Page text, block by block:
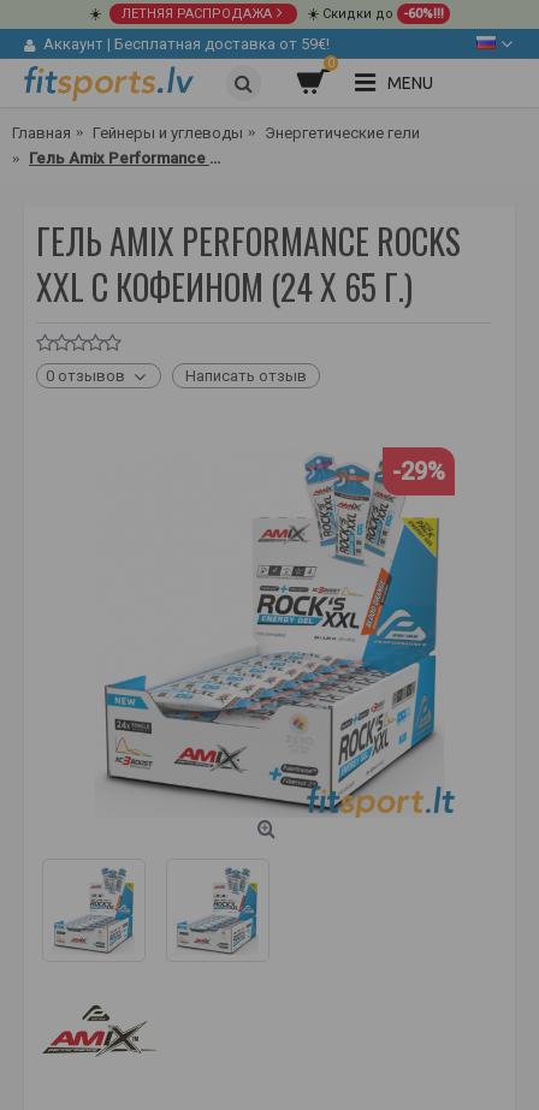
☀️ ЛЕТНЯЯ РАСПРОДАЖА ☀️ Скидки до -60%!!!
Аккаунт | Бесплатная доставка от 59€!
0
MENU
Главная Гейнеры и углеводы
Энергетические гели
Гель Amix Performance Rocks XXL с кофеином (24 x 65 г.)
ГЕЛЬ AMIX PERFORMANCE ROCKS
XXL С КОФЕИНОМ (24 X 65 Г.)
0 отзывов Написать отзыв
-29%